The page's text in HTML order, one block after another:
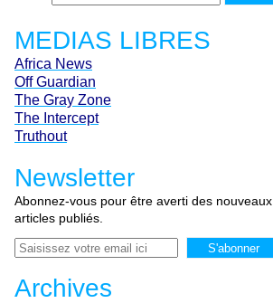
MEDIAS LIBRES
Africa News
Off Guardian
The Gray Zone
The Intercept
Truthout
Newsletter
Abonnez-vous pour être averti des nouveaux
articles publiés.
Email
Archives